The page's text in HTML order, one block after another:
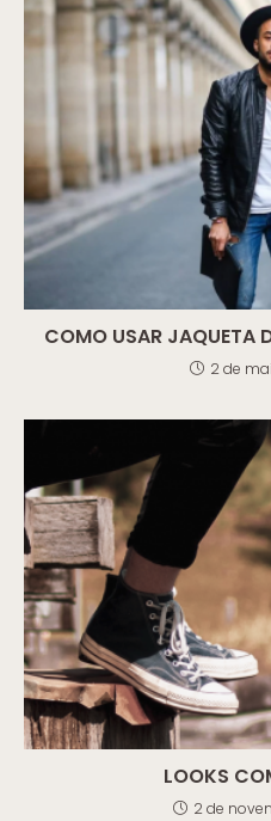
COMO USAR JAQUETA
2 de
LOOKS
2 de